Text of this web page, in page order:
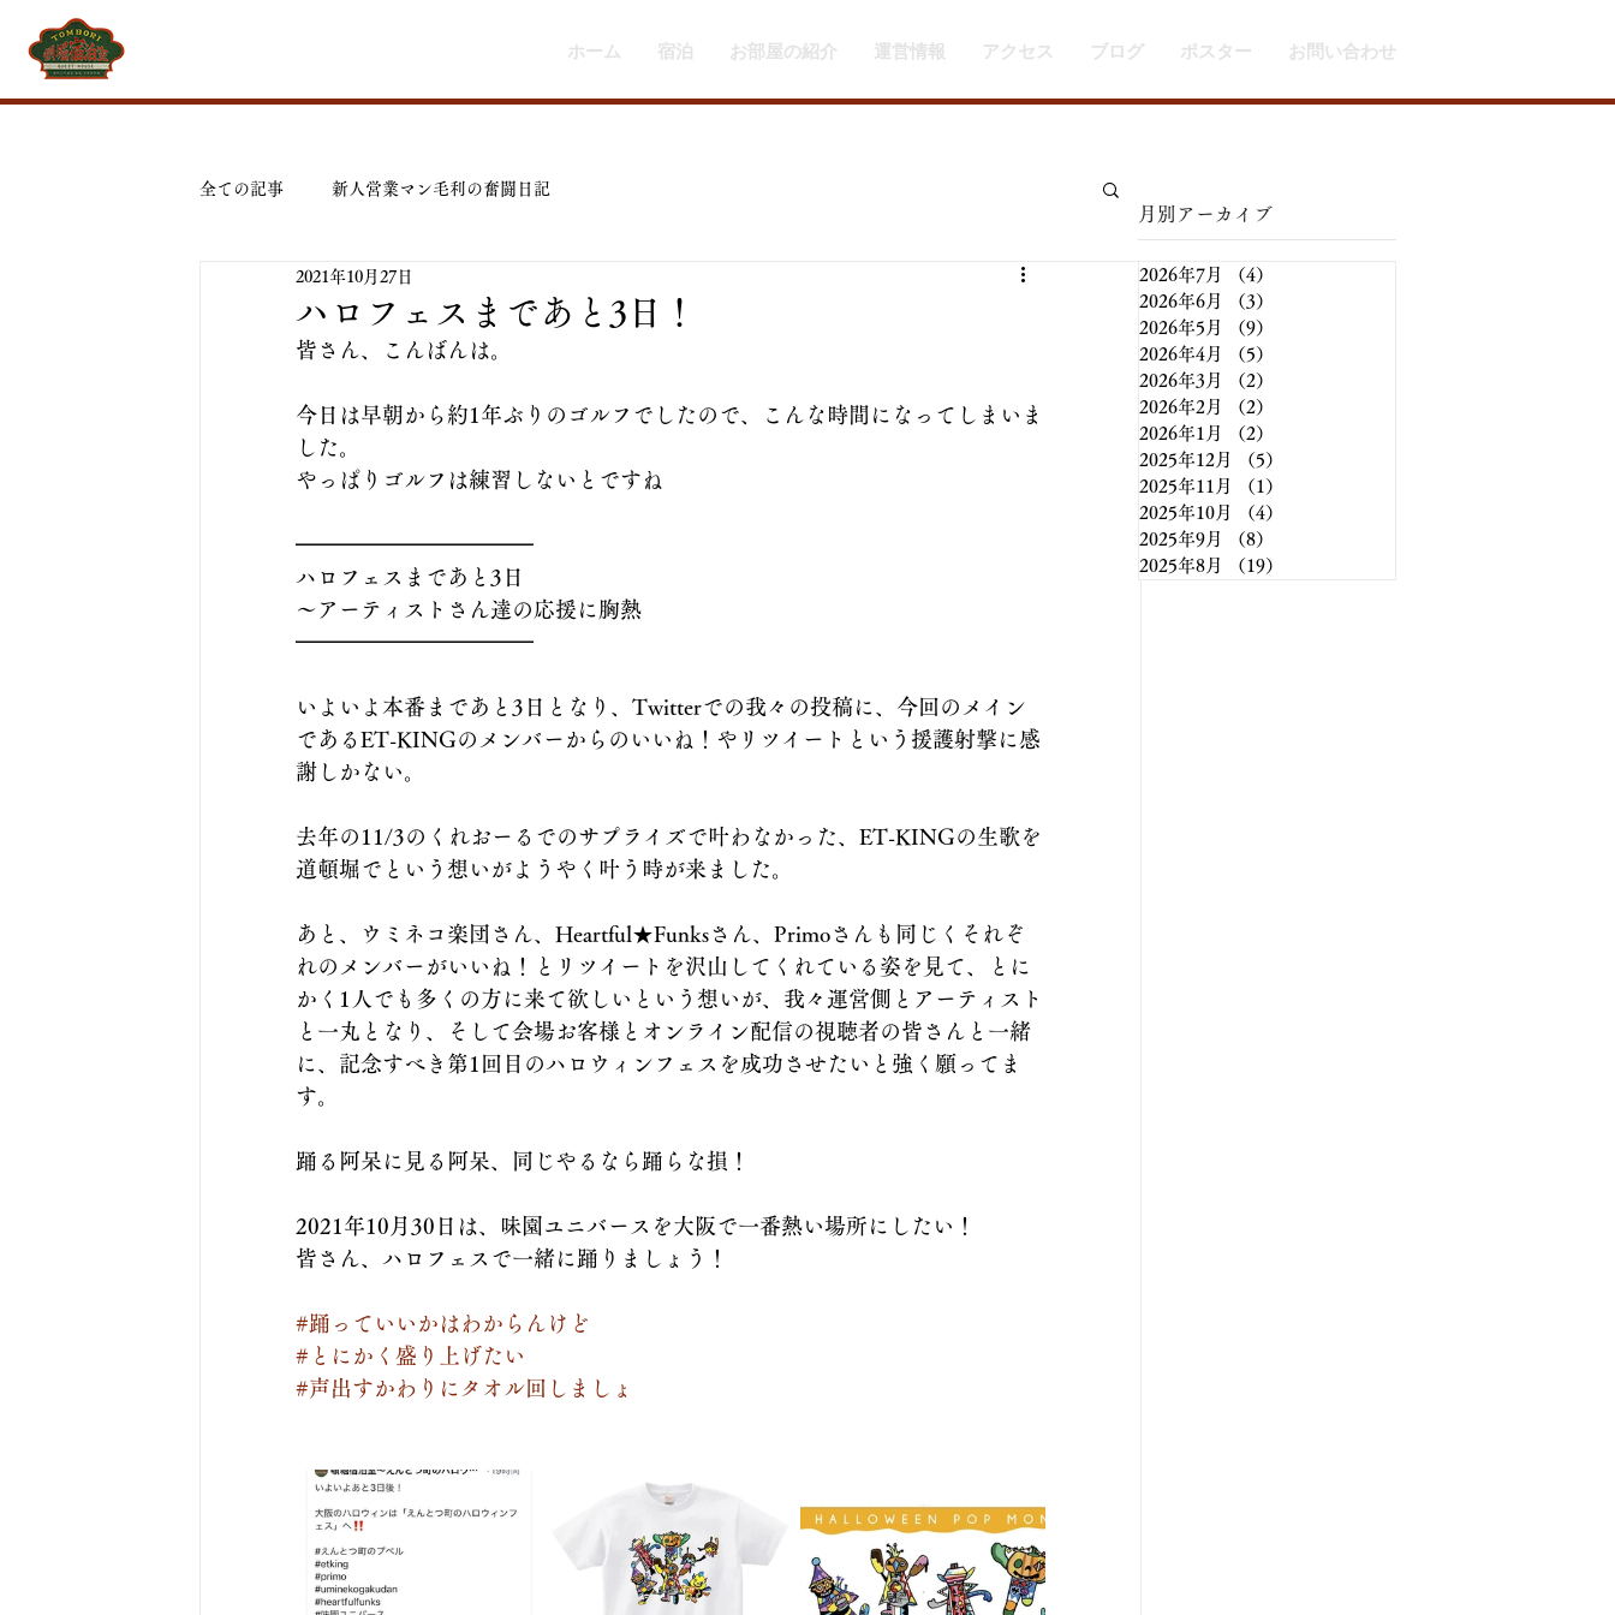
ホーム 宿泊 お部屋の紹介 運営情報 アクセス ブログ ポスター お問い合わせ
全ての記事 新人営業マン毛利の奮闘日記
ハロフェスまであと3日！
2021年10月27日
皆さん、こんばんは。
今日は早朝から約1年ぶりのゴルフでしたので、こんな時間になってしまいま
した。
やっぱりゴルフは練習しないとですね
━━━━━━━━━━━
ハロフェスまであと3日
〜アーティストさん達の応援に胸熱
━━━━━━━━━━━
いよいよ本番まであと3日となり、Twitterでの我々の投稿に、今回のメイン
であるET-KINGのメンバーからのいいね！やリツイートという援護射撃に感
謝しかない。
去年の11/3のくれおーるでのサプライズで叶わなかった、ET-KINGの生歌を
道頓堀でという想いがようやく叶う時が来ました。
あと、ウミネコ楽団さん、Heartful★Funksさん、Primoさんも同じくそれぞ
れのメンバーがいいね！とリツイートを沢山してくれている姿を見て、とに
かく1人でも多くの方に来て欲しいという想いが、我々運営側とアーティスト
と一丸となり、そして会場お客様とオンライン配信の視聴者の皆さんと一緒
に、記念すべき第1回目のハロウィンフェスを成功させたいと強く願ってま
す。
踊る阿呆に見る阿呆、同じやるなら踊らな損！
2021年10月30日は、味園ユニバースを大阪で一番熱い場所にしたい！
皆さん、ハロフェスで一緒に踊りましょう！
#踊っていいかはわからんけど
#とにかく盛り上げたい
#声出すかわりにタオル回しましょ
​月別アーカイブ
2026年7月 （4）
2026年6月
（3）
2026年5月
（9）
2026年4月
（5）
2026年3月
（2）
2026年2月
（2）
2026年1月
（2）
2025年12月
（5）
2025年11月
（1）
2025年10月
（4）
2025年9月
（8）
2025年8月
（19）